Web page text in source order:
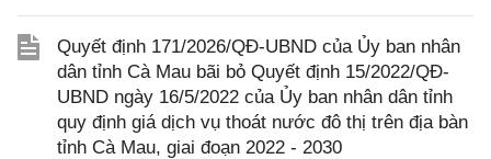
Quyết định 171/2026/QĐ-UBND của Ủy ban nhân
dân tỉnh Cà Mau bãi bỏ Quyết định 15/2022/QĐ-
UBND ngày 16/5/2022 của Ủy ban nhân dân tỉnh
quy định giá dịch vụ thoát nước đô thị trên địa bàn
tỉnh Cà Mau, giai đoạn 2022 - 2030